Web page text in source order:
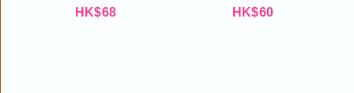
HK$68
HK$60